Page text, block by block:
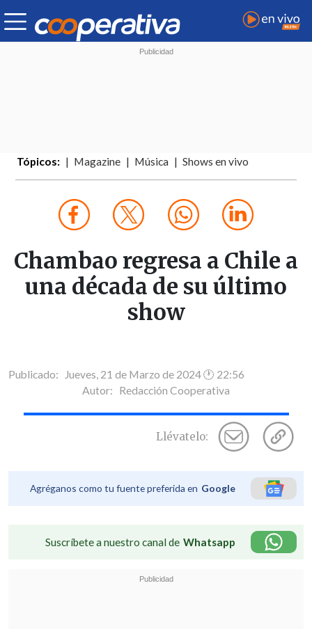
Tópicos: Magazine Música Shows en vivo
Chambao regresa a Chile a
una década de su último
show
Publicado: Jueves, 21 de Marzo de 2024 🕐 22:56
Autor: Redacción Cooperativa
Llévatelo:
Agréganos como tu fuente preferida en Google
Suscríbete a nuestro canal de Whatsapp